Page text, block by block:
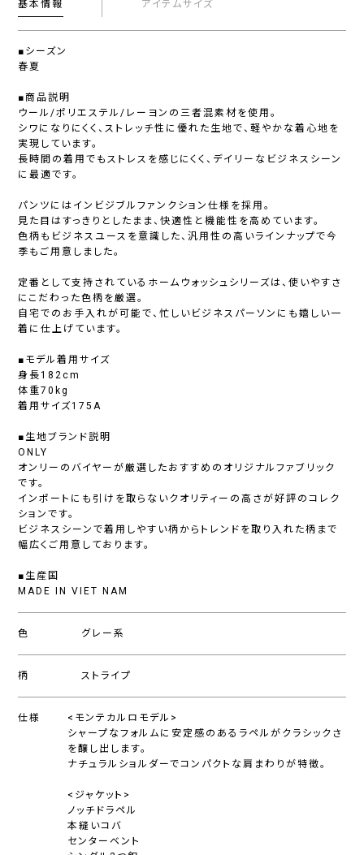
基本情報 アイテムサイズ
■シーズン
春夏
■商品説明
ウール/ポリエステル/レーヨンの三者混素材を使用。
シワになりにくく、ストレッチ性に優れた生地で、軽やかな着心地を
実現しています。
長時間の着用でもストレスを感じにくく、デイリーなビジネスシーン
に最適です。
パンツにはインビジブルファンクション仕様を採用。
見た目はすっきりとしたまま、快適性と機能性を高めています。
色柄もビジネスユースを意識した、汎用性の高いラインナップで今
季もご用意しました。
定番として支持されているホームウォッシュシリーズは、使いやすさ
にこだわった色柄を厳選。
自宅でのお手入れが可能で、忙しいビジネスパーソンにも嬉しい一
着に仕上げています。
■モデル着用サイズ
身長182cm
体重70kg
着用サイズ175A
■生地ブランド説明
ONLY
オンリーのバイヤーが厳選したおすすめのオリジナルファブリック
です。
インポートにも引けを取らないクオリティーの高さが好評のコレク
ションです。
ビジネスシーンで着用しやすい柄からトレンドを取り入れた柄まで
幅広くご用意しております。
■生産国
MADE IN VIET NAM
色 グレー系
柄 ストライプ
仕様
<モンテカルロモデル>
シャープなフォルムに安定感のあるラペルがクラシックさ
を醸し出します。
ナチュラルショルダーでコンパクトな肩まわりが特徴。
<ジャケット>
ノッチドラペル
本縫いコバ
センターベント